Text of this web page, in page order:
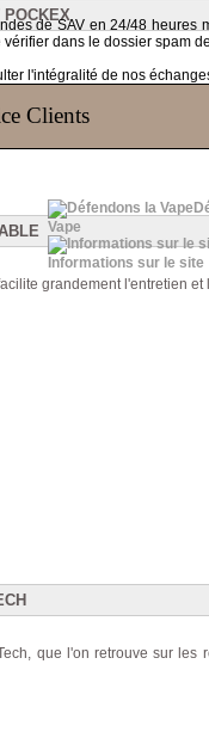
de SAV en 24/48 heures
dans le dossier spam
l'intégralité de nos
Clients
Vape
Informations sur le site
POCKEX
grandement l'entretien et
que l'on retrouve sur les